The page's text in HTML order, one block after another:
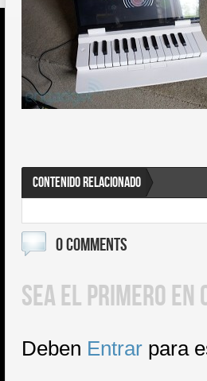
CONTENIDO RELACIONADO
0 COMMENTS
SEA EL PRIMERO EN
Deben Entrar para